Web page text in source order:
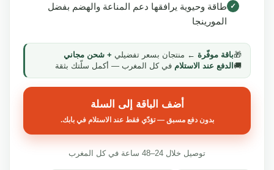
طاقة وحيوية يرافقها دعم المناعة والهضم بفضل
المورينجا
باقة موفّرة← منتجان بسعر تفضيلي + شحن مجاني
الدفع عند الاستلام في كل المغرب — أكمل سلّتك بثقة
أضف الباقة إلى السلة
بدون دفع مسبق — تؤدّي فقط عند الاستلام في بابك.
توصيل خلال 24–48 ساعة في كل المغرب